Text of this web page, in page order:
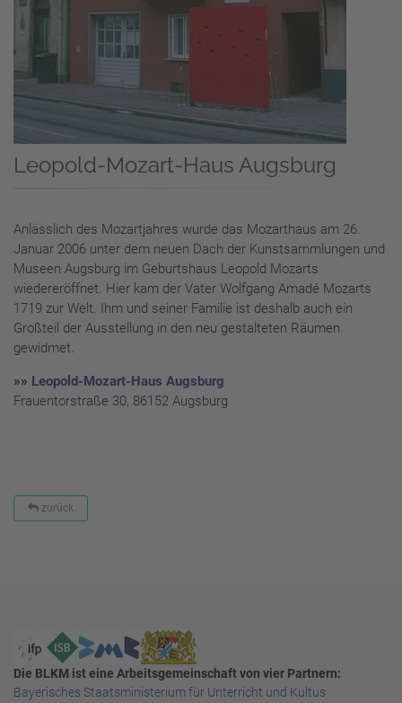
Leopold-Mozart-Haus Augsburg
Anlässlich des Mozartjahres wurde das Mozarthaus am 26.
Januar 2006 unter dem neuen Dach der Kunstsammlungen und
Museen Augsburg im Geburtshaus Leopold Mozarts
wiedereröffnet. Hier kam der Vater Wolfgang Amadé Mozarts
1719 zur Welt. Ihm und seiner Familie ist deshalb auch ein
Großteil der Ausstellung in den neu gestalteten Räumen
gewidmet.
»» Leopold-Mozart-Haus Augsburg
Frauentorstraße 30, 86152 Augsburg
zurück
Die BLKM ist eine Arbeitsgemeinschaft von vier Partnern:
Bayerisches Staatsministerium für Unterricht und Kultus